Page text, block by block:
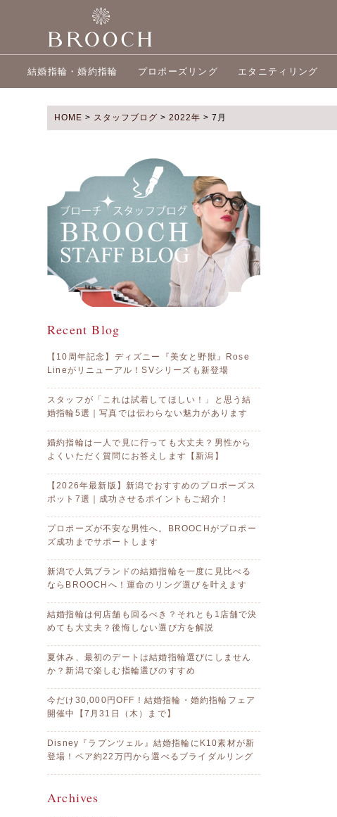
結婚指輪・婚約指輪 プロポーズリング エタニティリング
HOME > スタッフブログ > 2022年 > 7月
Recent Blog
【10周年記念】ディズニー『美女と野獣』Rose
Lineがリニューアル！SVシリーズも新登場
スタッフが「これは試着してほしい！」と思う結
婚指輪5選｜写真では伝わらない魅力があります
婚約指輪は一人で見に行っても大丈夫？男性から
よくいただく質問にお答えします【新潟】
【2026年最新版】新潟でおすすめのプロポーズス
ポット7選｜成功させるポイントもご紹介！
プロポーズが不安な男性へ。BROOCHがプロポー
ズ成功までサポートします
新潟で人気ブランドの結婚指輪を一度に見比べる
ならBROOCHへ！運命のリング選びを叶えます
結婚指輪は何店舗も回るべき？それとも1店舗で決
めても大丈夫？後悔しない選び方を解説
夏休み、最初のデートは結婚指輪選びにしません
か？新潟で楽しむ指輪選びのすすめ
今だけ30,000円OFF！結婚指輪・婚約指輪フェア
開催中【7月31日（木）まで】
Disney『ラプンツェル』結婚指輪にK10素材が新
登場！ペア約22万円から選べるブライダルリング
Archives